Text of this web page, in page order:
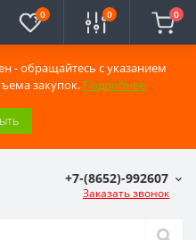
- обращайтесь с указанием
закупок. Подробнее
0 0 0
+7-(8652)-992607
Заказать звонок